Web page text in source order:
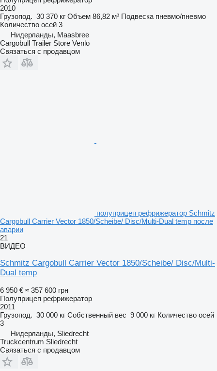
2010
Грузопод. 30 370 кг Объем 86,82 м³ Подвеска пневмо/пневмо
Количество осей 3
Нидерланды, Maasbree
Cargobull Trailer Store Venlo
Связаться с продавцом
полуприцеп рефрижератор Schmitz
Cargobull Carrier Vector 1850/Scheibe/ Disc/Multi-Dual temp после
аварии
21
ВИДЕО
Schmitz Cargobull Carrier Vector 1850/Scheibe/ Disc/Multi-
Dual temp
6 950 € ≈ 357 600 грн
Полуприцеп рефрижератор
2011
Грузопод. 30 000 кг Собственный вес 9 000 кг Количество осей
3
Нидерланды, Sliedrecht
Truckcentrum Sliedrecht
Связаться с продавцом